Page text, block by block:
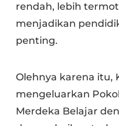
rendah, lebih
menjadikan
penting.
Olehnya karena itu,
mengeluarkan
Merdeka Belajar